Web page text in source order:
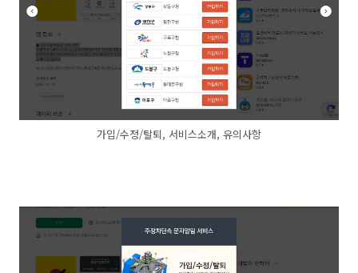
가입/수정/탈퇴, 서비스소개, 유의사항